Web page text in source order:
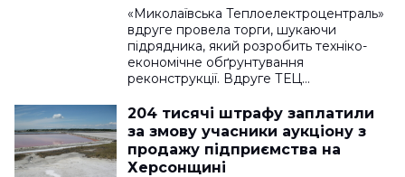
«Миколаївська Теплоелектроцентраль»
вдруге провела торги, шукаючи
підрядника, який розробить техніко-
економічне обґрунтування
реконструкції. Вдруге ТЕЦ…
204 тисячі штрафу заплатили
за змову учасники аукціону з
продажу підприємства на
Херсонщині